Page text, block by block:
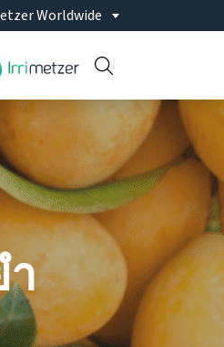
Worldwide